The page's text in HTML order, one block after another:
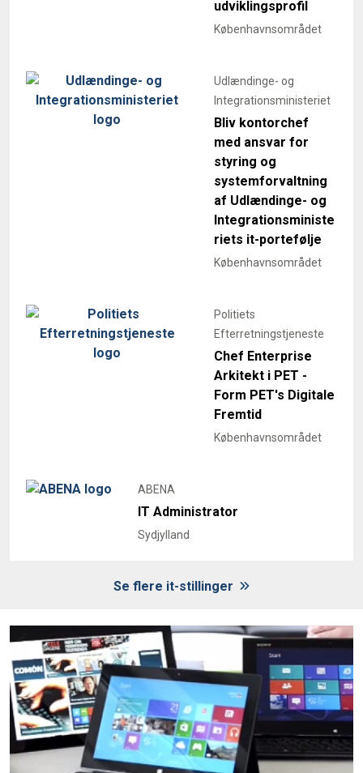
udviklingsprofil
Københavnsområdet
Udlændinge- og
Integrationsministeriet
Bliv kontorchef
med ansvar for
styring og
systemforvaltning
af Udlændinge- og
Integrationsministe
riets it-portefølje
Københavnsområdet
Politiets
Efterretningstjeneste
Chef Enterprise
Arkitekt i PET -
Form PET's Digitale
Fremtid
Københavnsområdet
ABENA
IT Administrator
Sydjylland
Se flere it-stillinger